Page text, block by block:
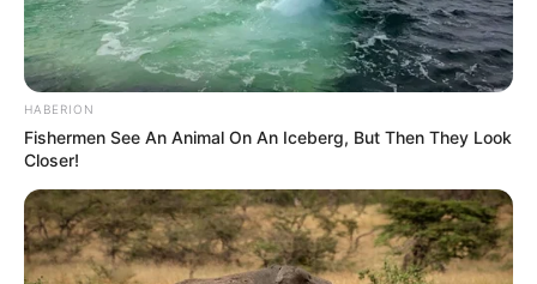
HABERION
Fishermen See An Animal On An Iceberg, But Then They Look
Closer!